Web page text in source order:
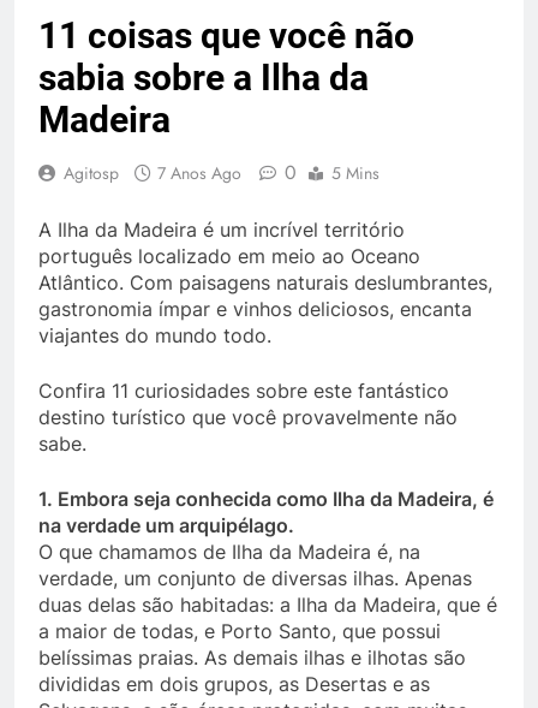
11 coisas que você não
sabia sobre a Ilha da
Madeira
Agitosp 7 Anos Ago 0 5 Mins
A Ilha da Madeira é um incrível território
português localizado em meio ao Oceano
Atlântico. Com paisagens naturais deslumbrantes,
gastronomia ímpar e vinhos deliciosos, encanta
viajantes do mundo todo.
Confira 11 curiosidades sobre este fantástico
destino turístico que você provavelmente não
sabe.
1. Embora seja conhecida como Ilha da Madeira, é
na verdade um arquipélago.
O que chamamos de Ilha da Madeira é, na
verdade, um conjunto de diversas ilhas. Apenas
duas delas são habitadas: a Ilha da Madeira, que é
a maior de todas, e Porto Santo, que possui
belíssimas praias. As demais ilhas e ilhotas são
divididas em dois grupos, as Desertas e as